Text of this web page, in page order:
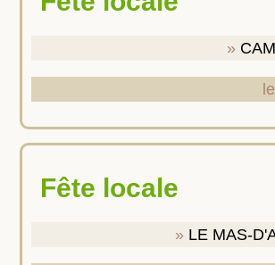
Fête locale
LE MAS-